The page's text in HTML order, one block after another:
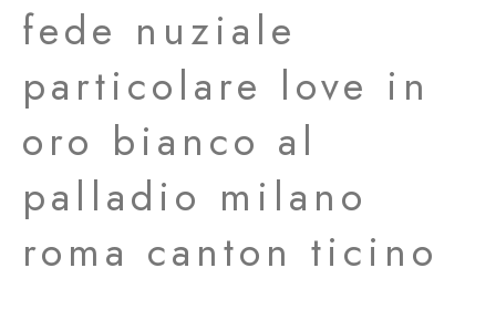
fede nuziale
particolare love in
oro bianco al
palladio milano
roma canton ticino